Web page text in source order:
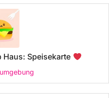
Haus: Speisekarte